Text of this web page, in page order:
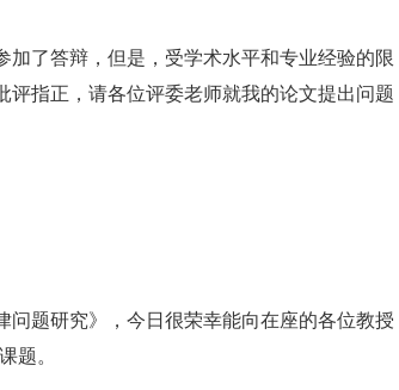
了答辩，但是，受学术水平和专业经验的限
指正，请各位评委老师就我的论文提出问题
题研究》，今日很荣幸能向在座的各位教授
题。